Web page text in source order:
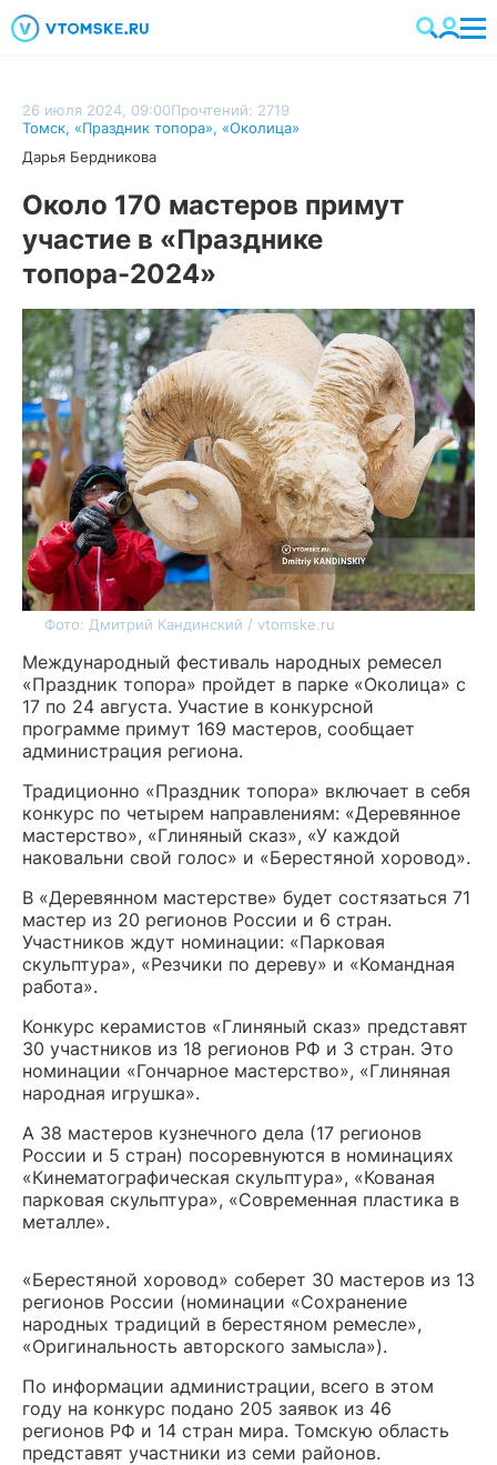
26 июля 2024, 09:00Прочтений: 2719
Томск, «Праздник топора», «Околица»
Дарья Бердникова
Около 170 мастеров примут
участие в «Празднике
топора-2024»
Фото: Дмитрий Кандинский / vtomske.ru
Международный фестиваль народных ремесел
«Праздник топора» пройдет в парке «Околица» с
17 по 24 августа. Участие в конкурсной
программе примут 169 мастеров, сообщает
администрация региона.
Традиционно «Праздник топора» включает в себя
конкурс по четырем направлениям: «Деревянное
мастерство», «Глиняный сказ», «У каждой
наковальни свой голос» и «Берестяной хоровод».
В «Деревянном мастерстве» будет состязаться 71
мастер из 20 регионов России и 6 стран.
Участников ждут номинации: «Парковая
скульптура», «Резчики по дереву» и «Командная
работа».
Конкурс керамистов «Глиняный сказ» представят
30 участников из 18 регионов РФ и 3 стран. Это
номинации «Гончарное мастерство», «Глиняная
народная игрушка».
А 38 мастеров кузнечного дела (17 регионов
России и 5 стран) посоревнуются в номинациях
«Кинематографическая скульптура», «Кованая
парковая скульптура», «Современная пластика в
металле».
«Берестяной хоровод» соберет 30 мастеров из 13
регионов России (номинации «Сохранение
народных традиций в берестяном ремесле»,
«Оригинальность авторского замысла»).
По информации администрации, всего в этом
году на конкурс подано 205 заявок из 46
регионов РФ и 14 стран мира. Томскую область
представят участники из семи районов.